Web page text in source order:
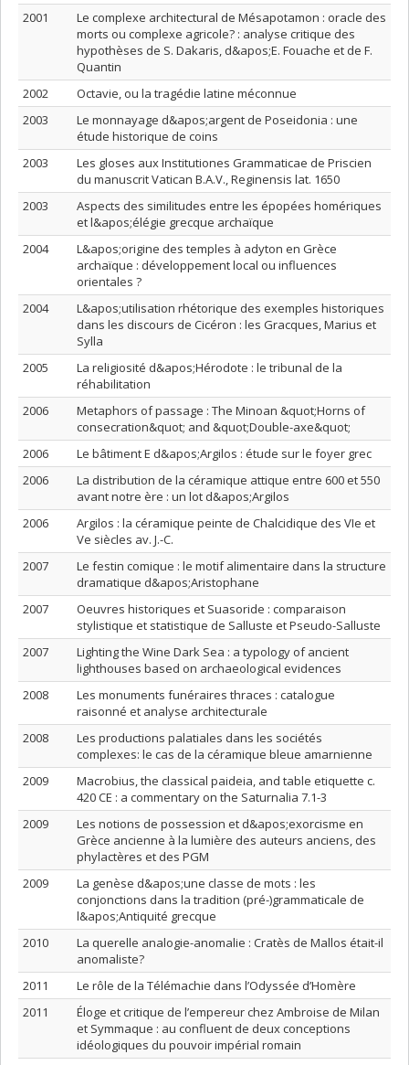
2001
Le complexe architectural de Mésapotamon : oracle des
morts ou complexe agricole? : analyse critique des
hypothèses de S. Dakaris, d&apos;E. Fouache et de F.
Quantin
2002
Octavie, ou la tragédie latine méconnue
2003
Le monnayage d&apos;argent de Poseidonia : une
étude historique de coins
2003
Les gloses aux Institutiones Grammaticae de Priscien
du manuscrit Vatican B.A.V., Reginensis lat. 1650
2003
Aspects des similitudes entre les épopées homériques
et l&apos;élégie grecque archaïque
2004
L&apos;origine des temples à adyton en Grèce
archaïque : développement local ou influences
orientales ?
2004
L&apos;utilisation rhétorique des exemples historiques
dans les discours de Cicéron : les Gracques, Marius et
Sylla
2005
La religiosité d&apos;Hérodote : le tribunal de la
réhabilitation
2006
Metaphors of passage : The Minoan &quot;Horns of
consecration&quot; and &quot;Double-axe&quot;
2006
Le bâtiment E d&apos;Argilos : étude sur le foyer grec
2006
La distribution de la céramique attique entre 600 et 550
avant notre ère : un lot d&apos;Argilos
2006
Argilos : la céramique peinte de Chalcidique des VIe et
Ve siècles av. J.-C.
2007
Le festin comique : le motif alimentaire dans la structure
dramatique d&apos;Aristophane
2007
Oeuvres historiques et Suasoride : comparaison
stylistique et statistique de Salluste et Pseudo-Salluste
2007
Lighting the Wine Dark Sea : a typology of ancient
lighthouses based on archaeological evidences
2008
Les monuments funéraires thraces : catalogue
raisonné et analyse architecturale
2008
Les productions palatiales dans les sociétés
complexes: le cas de la céramique bleue amarnienne
2009
Macrobius, the classical paideia, and table etiquette c.
420 CE : a commentary on the Saturnalia 7.1-3
2009
Les notions de possession et d&apos;exorcisme en
Grèce ancienne à la lumière des auteurs anciens, des
phylactères et des PGM
2009
La genèse d&apos;une classe de mots : les
conjonctions dans la tradition (pré-)grammaticale de
l&apos;Antiquité grecque
2010
La querelle analogie-anomalie : Cratès de Mallos était-il
anomaliste?
2011
Le rôle de la Télémachie dans l’Odyssée d’Homère
2011
Éloge et critique de l’empereur chez Ambroise de Milan
et Symmaque : au confluent de deux conceptions
idéologiques du pouvoir impérial romain